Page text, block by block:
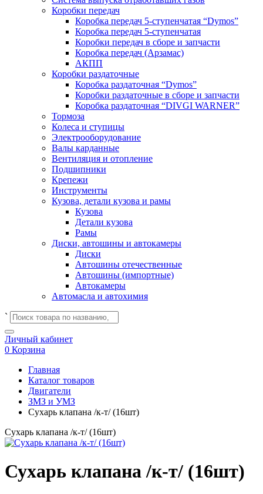
Коробки передач
Коробка передач 5-ступенчатая “Dymos”
Коробка передач 5-ступенчатая
Коробки передач в сборе и запчасти
Коробка передач (Арзамас)
АКПП
Коробки раздаточные
Коробка раздаточная “Dymos”
Коробки раздаточные в сборе и запчасти
Коробка раздаточная “DIVGI WARNER”
Тормоза
Колеса и ступицы
Электрооборудование
Валы карданные
Вентиляция и отопление
Подшипники
Крепежи
Инструменты
Кузова, детали кузова и рамы
Кузова
Детали кузова
Рамы
Диски, автошины и автокамеры
Диски
Автошины отечественные
Автошины (импортные)
Автокамеры
Автомасла и автохимия
`
Личный кабинет
0 Корзина
Главная
Каталог товаров
Двигатели
ЗМЗ и УМЗ
Сухарь клапана /к-т/ (16шт)
Сухарь клапана /к-т/ (16шт)
Сухарь клапана /к-т/ (16шт)